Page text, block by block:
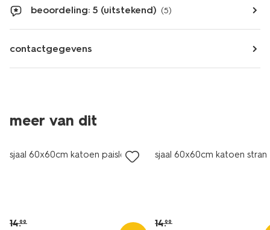
beoordeling: 5 (uitstekend) (5)
contactgegevens
meer van dit
sale
sjaal 60x60cm katoen paisley
14.99
sjaal 60x60cm katoen
14.99